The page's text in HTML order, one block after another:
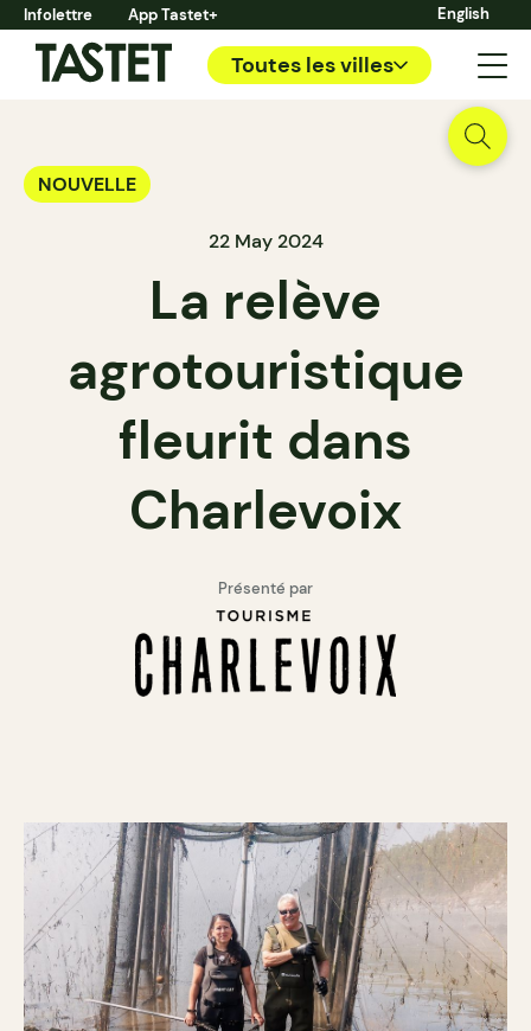
Infolettre App Tastet+ English
Toutes les villes
NOUVELLE
22 May 2024
La relève
agrotouristique
fleurit dans
Charlevoix
Présenté par